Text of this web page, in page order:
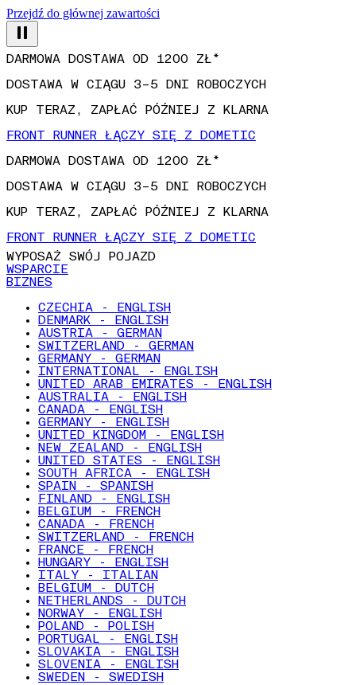
Przejdź do głównej zawartości
DOSTAWA W CIĄGU 3–5 DNI ROBOCZYCH
KUP TERAZ, ZAPŁAĆ PÓŹNIEJ Z KLARNA
FRONT RUNNER ŁĄCZY SIĘ Z DOMETIC
DARMOWA DOSTAWA OD 1200 ZŁ*
DOSTAWA W CIĄGU 3–5 DNI ROBOCZYCH
KUP TERAZ, ZAPŁAĆ PÓŹNIEJ Z KLARNA
FRONT RUNNER ŁĄCZY SIĘ Z DOMETIC
WYPOSAŻ SWÓJ POJAZD
WSPARCIE
BIZNES
CZECHIA - ENGLISH
DENMARK - ENGLISH
AUSTRIA - GERMAN
SWITZERLAND - GERMAN
GERMANY - GERMAN
INTERNATIONAL - ENGLISH
UNITED ARAB EMIRATES - ENGLISH
AUSTRALIA - ENGLISH
CANADA - ENGLISH
GERMANY - ENGLISH
UNITED KINGDOM - ENGLISH
NEW ZEALAND - ENGLISH
UNITED STATES - ENGLISH
SOUTH AFRICA - ENGLISH
SPAIN - SPANISH
FINLAND - ENGLISH
BELGIUM - FRENCH
CANADA - FRENCH
SWITZERLAND - FRENCH
FRANCE - FRENCH
HUNGARY - ENGLISH
ITALY - ITALIAN
BELGIUM - DUTCH
NETHERLANDS - DUTCH
NORWAY - ENGLISH
POLAND - POLISH
PORTUGAL - ENGLISH
SLOVAKIA - ENGLISH
SLOVENIA - ENGLISH
SWEDEN - SWEDISH